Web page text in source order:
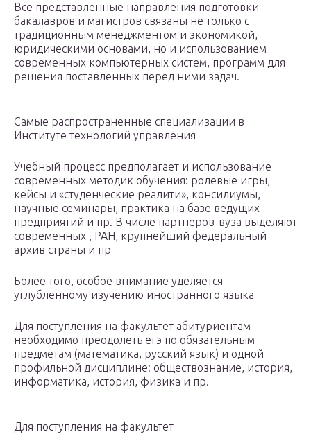
Все представленные направления подготовки
бакалавров и магистров связаны не только с
традиционным менеджментом и экономикой,
юридическими основами, но и использованием
современных компьютерных систем, программ для
решения поставленных перед ними задач.
Самые распространенные специализации в
Институте технологий управления
Учебный процесс предполагает и использование
современных методик обучения: ролевые игры,
кейсы и «студенческие реалити», консилиумы,
научные семинары, практика на базе ведущих
предприятий и пр. В числе партнеров-вуза выделяют
современных , РАН, крупнейший федеральный
архив страны и пр
Более того, особое внимание уделяется
углубленному изучению иностранного языка
Для поступления на факультет абитуриентам
необходимо преодолеть егэ по обязательным
предметам (математика, русский язык) и одной
профильной дисциплине: обществознание, история,
информатика, история, физика и пр.
Для поступления на факультет